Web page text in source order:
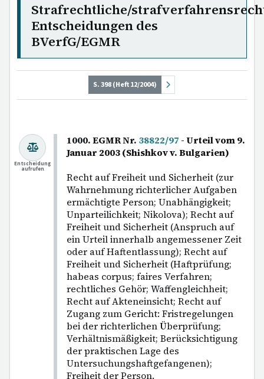
Strafrechtliche/
Entscheidungen des
BVerfG/EGMR
S. 398 (Heft 12/2004)
1000. EGMR Nr. 38822/97 - Urteil vom 9.
Januar 2003 (Shishkov v. Bulgarien)
Recht auf Freiheit und Sicherheit (zur
Wahrnehmung richterlicher Aufgaben
ermächtigte Person; Unabhängigkeit;
Unparteilichkeit; Nikolova); Recht auf
Freiheit und Sicherheit (Anspruch auf
ein Urteil innerhalb angemessener Zeit
oder auf Haftentlassung); Recht auf
Freiheit und Sicherheit (Haftprüfung;
habeas corpus; faires Verfahren;
rechtliches Gehör; Waffengleichheit;
Recht auf Akteneinsicht; Recht auf
Zugang zum Gericht: Fristregelungen
bei der richterlichen Überprüfung;
Verhältnismäßigkeit; Berücksichtigung
der praktischen Lage des
Untersuchungshaftgefangenen);
Freiheit der Person.
Entscheidung
aufrufen